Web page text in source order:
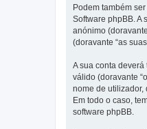
Podem também
Software phpBB. A
anónimo
(doravante “as
A sua conta
válido (doravante
nome de utilizador,
Em todo o caso,
software phpBB.